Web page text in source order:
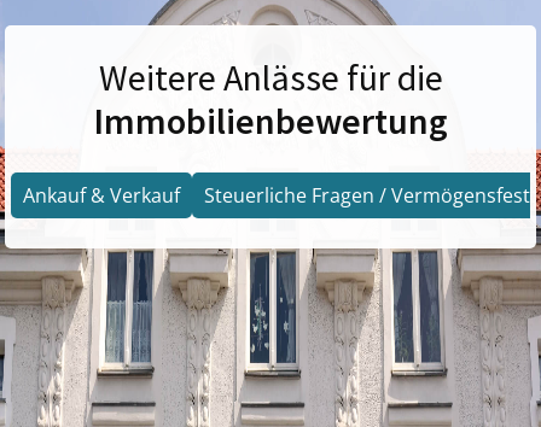
Weitere Anlässe für die
Immobilienbewertung
Ankauf & Verkauf Steuerliche Fragen /